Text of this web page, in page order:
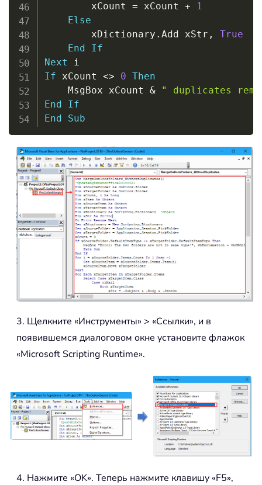
        xCount
= xCount +
1
Else
        xDictionary
. Add xStr ,
True
End
If
Next
If xCount <> 0 Then
    MsgBox xCount
&
" duplicates
End
If
End
Sub
3. Щелкните «Инструменты» > «Ссылки», и в
появившемся диалоговом окне установите флажок
«Microsoft Scripting Runtime».
4. Нажмите «OK». Теперь нажмите клавишу «F5»,